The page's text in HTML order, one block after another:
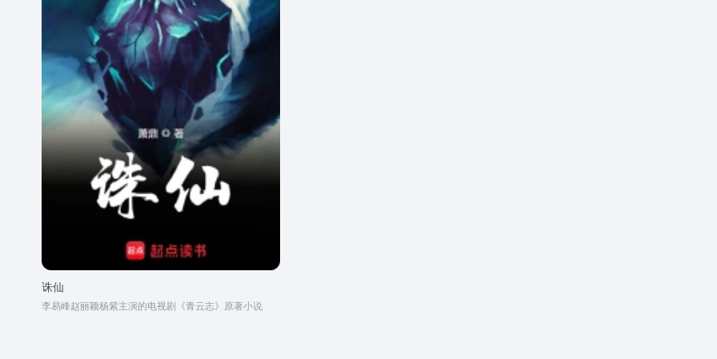
诛仙
李易峰赵丽颖杨紫主演的电视剧《青云志》原著小说